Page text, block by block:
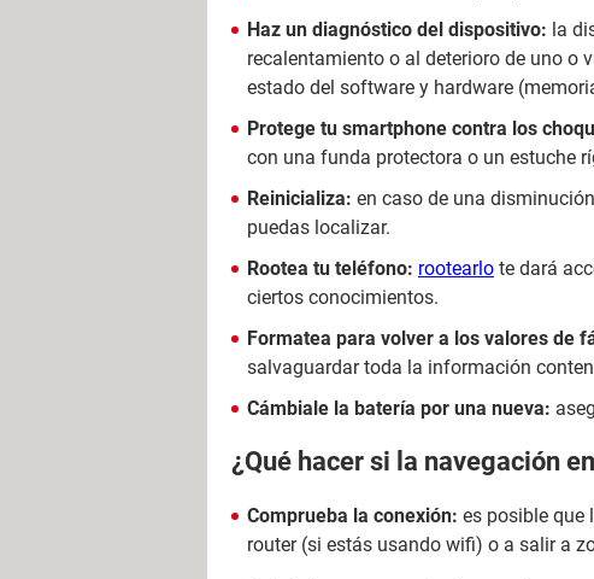
Haz un diagnóstico del dispositivo: la
recalentamiento o al deterioro de uno o
estado del software y hardware
Protege tu smartphone contra los
con una funda protectora o un estuche
Reinicializa: en caso de una
puedas localizar.
Rootea tu teléfono: rootearlo te dará
ciertos conocimientos.
Formatea para volver a los valores de
salvaguardar toda la información
Cámbiale la batería por una nueva:
¿Qué hacer si la navegación
Comprueba la conexión: es posible que
router (si estás usando wifi) o a salir a